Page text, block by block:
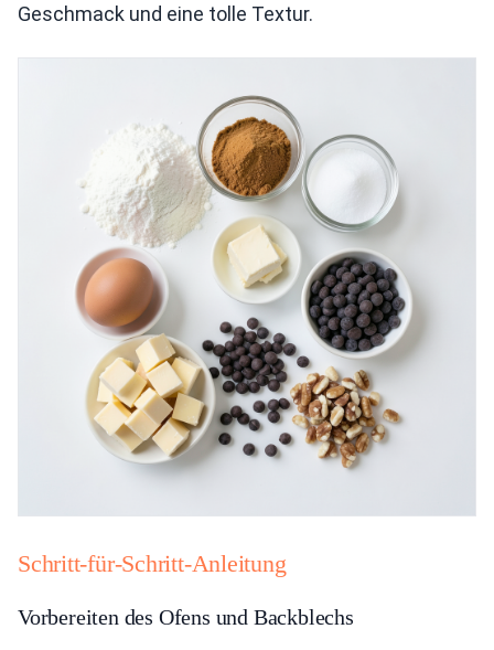
Geschmack und eine tolle Textur.
Schritt-für-Schritt-Anleitung
Vorbereiten des Ofens und Backblechs